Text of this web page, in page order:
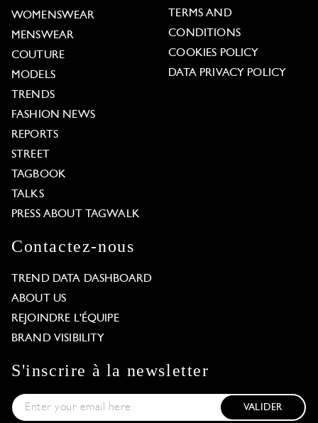
WOMENSWEAR
MENSWEAR
COUTURE
MODELS
TRENDS
FASHION NEWS
REPORTS
STREET
TAGBOOK
TALKS
PRESS ABOUT TAGWALK
TERMS AND
CONDITIONS
COOKIES POLICY
DATA PRIVACY POLICY
Contactez-nous
TREND DATA DASHBOARD
ABOUT US
REJOINDRE L'ÉQUIPE
BRAND VISIBILITY
S'inscrire à la newsletter
VALIDER